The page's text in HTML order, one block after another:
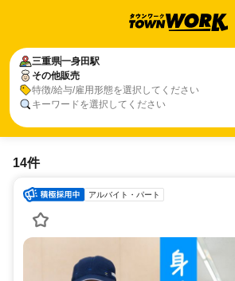
三重県一身田駅
その他販売
特徴/給与/雇用形態を選択してください
キーワードを選択してください
14件
アルバイト・パート